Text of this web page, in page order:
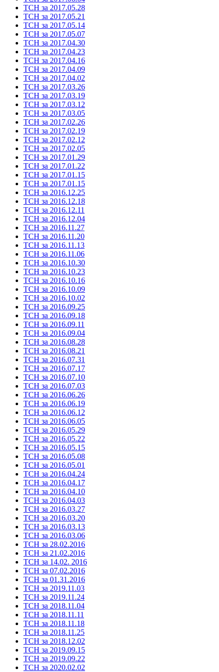
ТСН за 2017.05.28
ТСН за 2017.05.21
ТСН за 2017.05.14
ТСН за 2017.05.07
ТСН за 2017.04.30
ТСН за 2017.04.23
ТСН за 2017.04.16
ТСН за 2017.04.09
ТСН за 2017.04.02
ТСН за 2017.03.26
ТСН за 2017.03.19
ТСН за 2017.03.12
ТСН за 2017.03.05
ТСН за 2017.02.26
ТСН за 2017.02.19
ТСН за 2017.02.12
ТСН за 2017.02.05
ТСН за 2017.01.29
ТСН за 2017.01.22
ТСН за 2017.01.15
ТСН за 2017.01.15
ТСН за 2016.12.25
ТСН за 2016.12.18
ТСН за 2016.12.11
ТСН за 2016.12.04
ТСН за 2016.11.27
ТСН за 2016.11.20
ТСН за 2016.11.13
ТСН за 2016.11.06
ТСН за 2016.10.30
ТСН за 2016.10.23
ТСН за 2016.10.16
ТСН за 2016.10.09
ТСН за 2016.10.02
ТСН за 2016.09.25
ТСН за 2016.09.18
ТСН за 2016.09.11
ТСН за 2016.09.04
ТСН за 2016.08.28
ТСН за 2016.08.21
ТСН за 2016.07.31
ТСН за 2016.07.17
ТСН за 2016.07.10
ТСН за 2016.07.03
ТСН за 2016.06.26
ТСН за 2016.06.19
ТСН за 2016.06.12
ТСН за 2016.06.05
ТСН за 2016.05.29
ТСН за 2016.05.22
ТСН за 2016.05.15
ТСН за 2016.05.08
ТСН за 2016.05.01
ТСН за 2016.04.24
ТСН за 2016.04.17
ТСН за 2016.04.10
ТСН за 2016.04.03
ТСН за 2016.03.27
ТСН за 2016.03.20
ТСН за 2016.03.13
ТСН за 2016.03.06
ТСН за 28.02.2016
ТСН за 21.02.2016
ТСН за 14.02. 2016
ТСН за 07.02.2016
ТСН за 01.31.2016
ТСН за 2019.11.03
ТСН за 2019.11.24
ТСН за 2018.11.04
ТСН за 2018.11.11
ТСН за 2018.11.18
ТСН за 2018.11.25
ТСН за 2018.12.02
ТСН за 2019.09.15
ТСН за 2019.09.22
ТСН за 2020.02.02